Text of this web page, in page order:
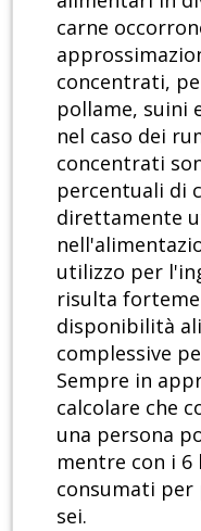
carne
concentrati,
pollame, suini
nel caso dei
concentrati
percentuali di
direttamente
utilizzo per
risulta
disponibilità
complessive
Sempre in
calcolare che
una persona
mentre con i 6
consumati per
sei.